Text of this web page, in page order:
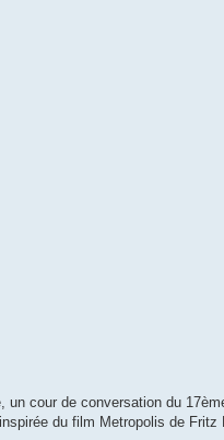
cour de conversation du
du film Metropolis de Fritz